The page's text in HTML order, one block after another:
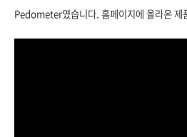
Pedometer였습니다. 홈페이지에 올라온 제